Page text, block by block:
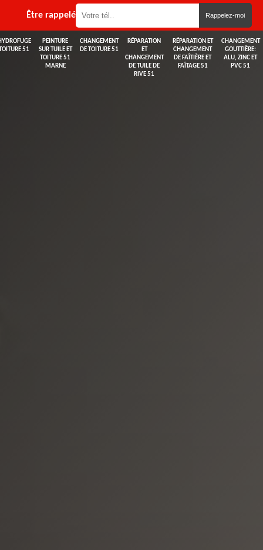
Être rappelé
51
PEINTURE
SUR TUILE ET
TOITURE 51
MARNE
CHANGEMENT
DE TOITURE 51
RÉPARATION
ET
CHANGEMENT
DE TUILE DE
RIVE 51
RÉPARATION ET
CHANGEMENT
DE FAÎTIÈRE ET
FAÎTAGE 51
CHANGEMENT
GOUTTIÈRE:
ALU, ZINC ET
PVC 51